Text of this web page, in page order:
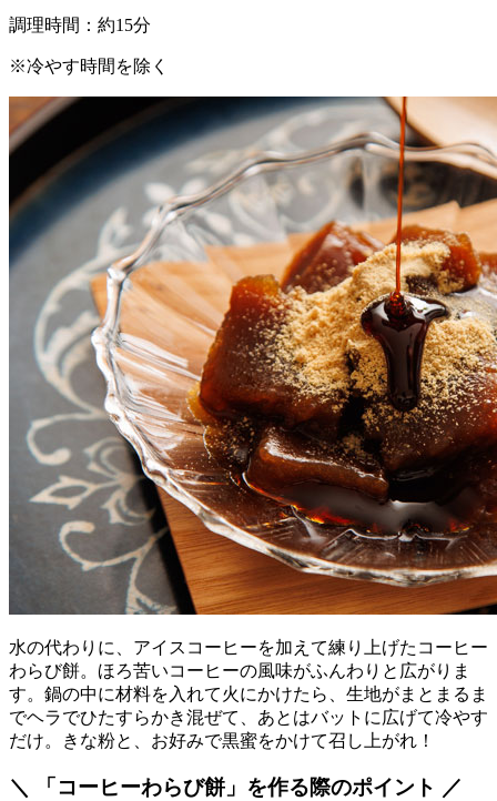
調理時間：約15分
※冷やす時間を除く
水の代わりに、アイスコーヒーを加えて練り上げたコーヒー
わらび餅。ほろ苦いコーヒーの風味がふんわりと広がりま
す。鍋の中に材料を入れて火にかけたら、生地がまとまるま
でヘラでひたすらかき混ぜて、あとはバットに広げて冷やす
だけ。きな粉と、お好みで黒蜜をかけて召し上がれ！
＼ 「コーヒーわらび餅」を作る際のポイント ／